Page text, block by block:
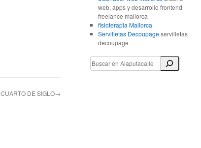
CUARTO DE SIGLO→
web, apps y desarrollo frontend
freelance mallorca
fisioterapia Mallorca
Servilletas Decoupageservilletas
decoupage